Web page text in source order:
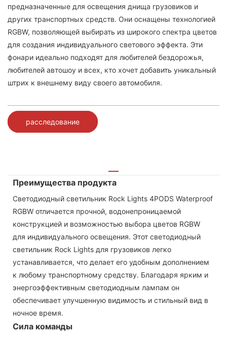
предназначенные для освещения днища грузовиков и
других транспортных средств. Они оснащены технологией
RGBW, позволяющей выбирать из широкого спектра цветов
для создания индивидуального светового эффекта. Эти
фонари идеально подходят для любителей бездорожья,
любителей автошоу и всех, кто хочет добавить уникальный
штрих к внешнему виду своего автомобиля.
расследование
Преимущества продукта
Светодиодный светильник Rock Lights 4PODS Waterproof
RGBW отличается прочной, водонепроницаемой
конструкцией и возможностью выбора цветов RGBW
для индивидуального освещения. Этот светодиодный
светильник Rock Lights для грузовиков легко
устанавливается, что делает его удобным дополнением
к любому транспортному средству. Благодаря ярким и
энергоэффективным светодиодным лампам он
обеспечивает улучшенную видимость и стильный вид в
ночное время.
Сила команды